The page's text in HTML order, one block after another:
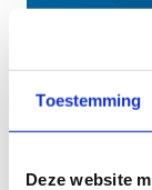
Toestemming
Deze website